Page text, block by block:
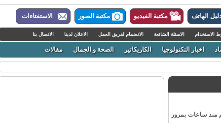
الهاتف مكتبة الفيديو مكتبة الصور الاستفتاءات
الاسئلة الشائعة الانضمام لفريق العمل الاعلان لدينا الاتصال بنا
اخبار التكنولوجيا الكاريكاتير الصحة و الجمال مقالات
ساعات بمرور